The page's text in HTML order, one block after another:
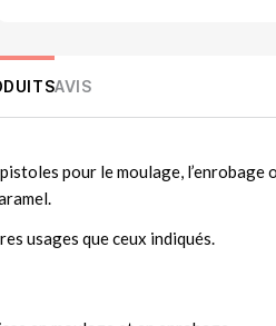
AVIS
pour le moulage, l’enrobage
usages que ceux indiqués.